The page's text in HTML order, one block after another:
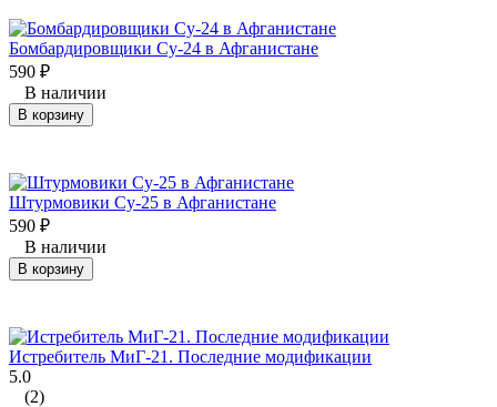
Бомбардировщики Су-24 в Афганистане
590 ₽
В наличии
В корзину
Штурмовики Су-25 в Афганистане
590 ₽
В наличии
В корзину
Истребитель МиГ-21. Последние модификации
5.0
(2)